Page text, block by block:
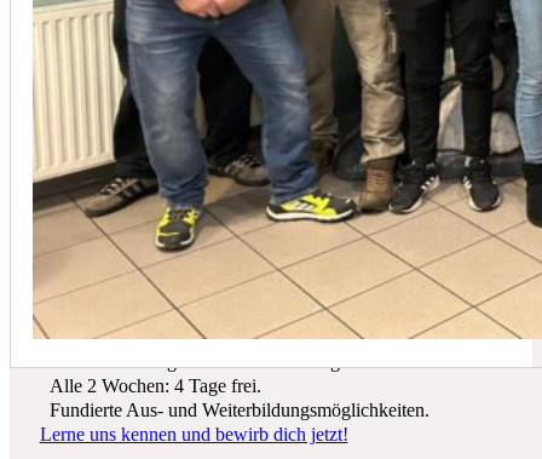
In der Regel empfehlen wir eine Wartung mindestens einmal
Du suchst einen zukunftssicheren Arbeitsplatz? Bei Schicker Technik
erwarten dich spannende Projekte, ein freundliches Team und beste
Entwicklungsmöglichkeiten.
Wir bieten dir:
Ein sicherer Arbeitsplatz in einer krisenfesten Branche.
Alle 2 Wochen: 4 Tage frei.
Fundierte Aus- und Weiterbildungsmöglichkeiten.
Lerne uns kennen und bewirb dich jetzt!